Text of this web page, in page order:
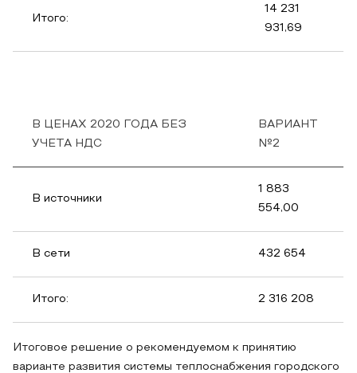
Итого:
14 231
931,69
В ЦЕНАХ 2020 ГОДА БЕЗ
УЧЕТА НДС
ВАРИАНТ
№2
В источники
1 883
554,00
В сети 432 654
Итого: 2 316 208
Итоговое решение о рекомендуемом к принятию
варианте развития системы теплоснабжения городского